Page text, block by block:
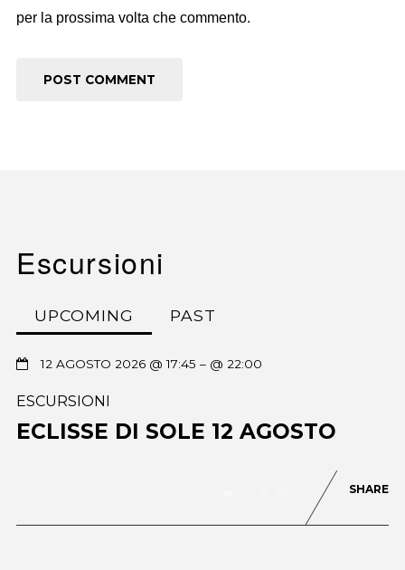
per la prossima volta che commento.
Escursioni
UPCOMING PAST
12 AGOSTO 2026 @ 17:45 – @ 22:00
ESCURSIONI
ECLISSE DI SOLE 12 AGOSTO
SHARE